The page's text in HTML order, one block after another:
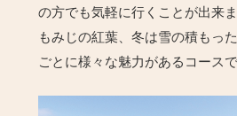
の方でも気軽に行くことが出来
もみじの紅葉、冬は雪の積もっ
ごとに様々な魅力があるコースで